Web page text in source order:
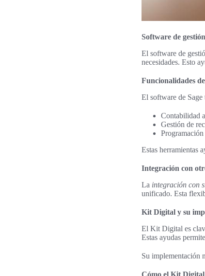
Software de
El software de
necesidades. Esto
Funcionalidades
El software de Sage
Contabilidad
Gestión de
Estas herramientas
Integración con
La integración con
unificado. Esta
Kit Digital y su
El Kit Digital es
Estas ayudas
Su implementación
Cómo el Kit